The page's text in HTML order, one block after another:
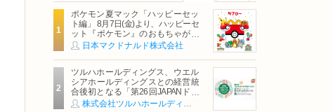
ポケモン夏マック「ハッピーセッ
ト編」 8月7日(金)より、ハッピーセ
ット『ポケモン』のおもちゃが期
間限定登場
日本マクドナルド株式会社
ツルハホールディングス、ウエル
シアホールディングスとの経営統
合後初となる「第26回JAPANドラ
ッグストアショー」に出展
株式会社ツルハホールディングス